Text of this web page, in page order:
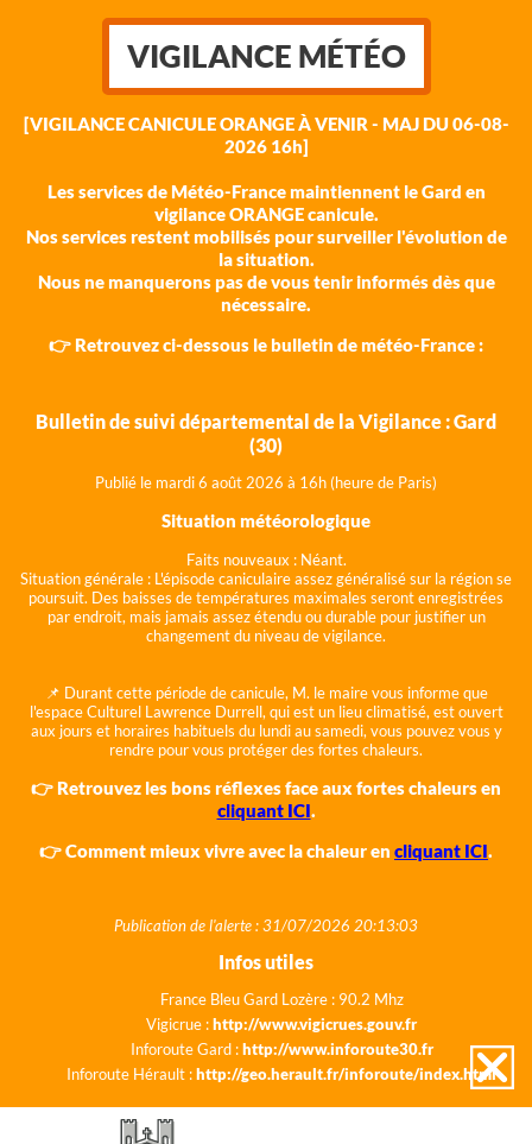
VIGILANCE MÉTÉO
[VIGILANCE CANICULE ORANGE À VENIR - MAJ DU 06-08-
2026 16h]
Les services de Météo-France maintiennent le Gard en
vigilance ORANGE canicule.
Nos services restent mobilisés pour surveiller l'évolution de
la situation.
Nous ne manquerons pas de vous tenir informés dès que
nécessaire.
👉 Retrouvez ci-dessous le bulletin de météo-France :
Bulletin de suivi départemental de la Vigilance : Gard
(30)
Publié le mardi 6 août 2026 à 16h (heure de Paris)
Situation météorologique
Faits nouveaux : Néant.
Situation générale : L'épisode caniculaire assez généralisé sur la région se
poursuit. Des baisses de températures maximales seront enregistrées
par endroit, mais jamais assez étendu ou durable pour justifier un
changement du niveau de vigilance.
📌 Durant cette période de canicule, M. le maire vous informe que
l'espace Culturel Lawrence Durrell, qui est un lieu climatisé, est ouvert
aux jours et horaires habituels du lundi au samedi, vous pouvez vous y
rendre pour vous protéger des fortes chaleurs.
👉 Retrouvez les bons réflexes face aux fortes chaleurs en
cliquant ICI.
👉 Comment mieux vivre avec la chaleur en cliquant ICI.
Publication de l'alerte : 31/07/2026 20:13:03
Infos utiles
France Bleu Gard Lozère : 90.2 Mhz
Vigicrue :http://www.vigicrues.gouv.fr
Inforoute Gard :http://www.inforoute30.fr
Inforoute Hérault :http://geo.herault.fr/inforoute/index.html